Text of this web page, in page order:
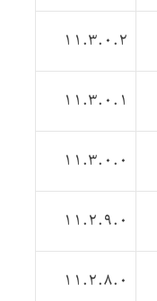
11.3.0.2
11.3.0.1
11.3.0.0
11.2.9.0
11.2.8.0